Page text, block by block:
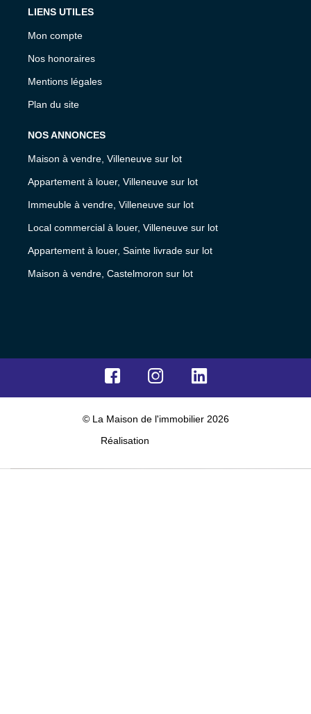
LIENS UTILES
Mon compte
Nos honoraires
Mentions légales
Plan du site
NOS ANNONCES
Maison à vendre, Villeneuve sur lot
Appartement à louer, Villeneuve sur lot
Immeuble à vendre, Villeneuve sur lot
Local commercial à louer, Villeneuve sur lot
Appartement à louer, Sainte livrade sur lot
Maison à vendre, Castelmoron sur lot
© La Maison de l'immobilier 2026
Réalisation